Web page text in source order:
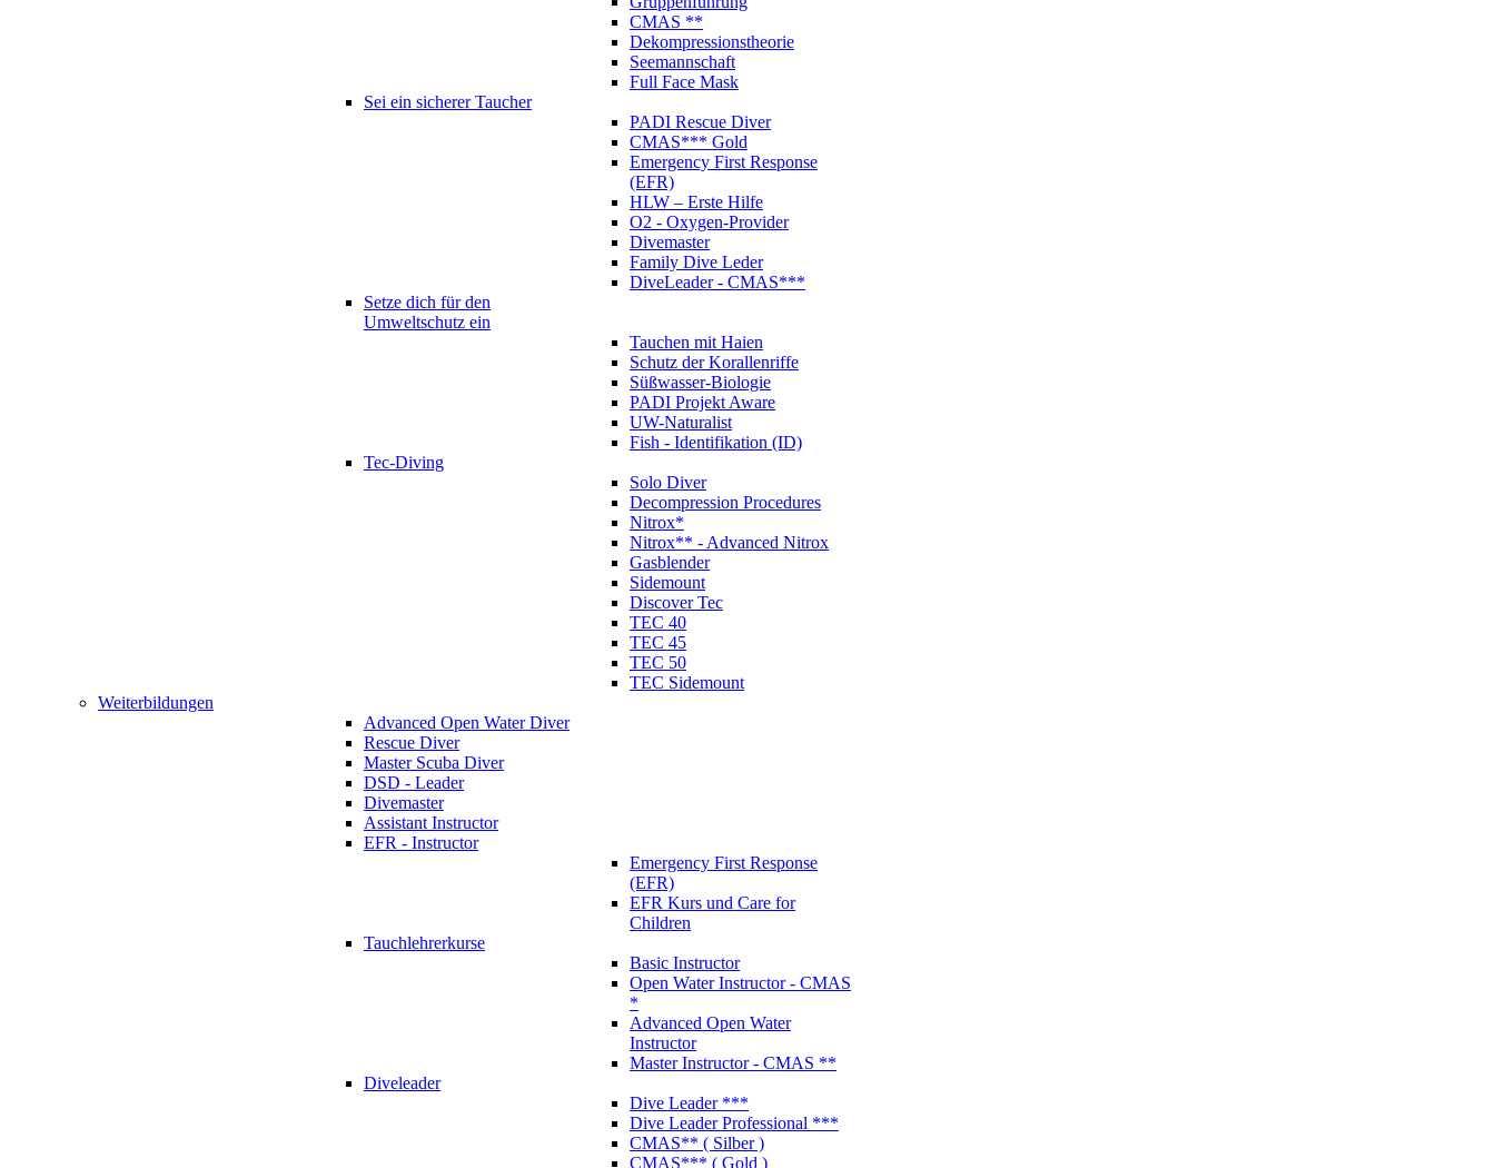
CMAS **
Dekompressionstheorie
Seemannschaft
Full Face Mask
Sei ein sicherer Taucher
PADI Rescue Diver
CMAS*** Gold
Emergency First Response
(EFR)
HLW – Erste Hilfe
O2 - Oxygen-Provider
Divemaster
Family Dive Leder
DiveLeader - CMAS***
Setze dich für den
Umweltschutz ein
Tauchen mit Haien
Schutz der Korallenriffe
Süßwasser-Biologie
PADI Projekt Aware
UW-Naturalist
Fish - Identifikation (ID)
Tec-Diving
Solo Diver
Decompression Procedures
Nitrox*
Nitrox** - Advanced Nitrox
Gasblender
Sidemount
Discover Tec
TEC 40
TEC 45
TEC 50
TEC Sidemount
Weiterbildungen
Advanced Open Water Diver
Rescue Diver
Master Scuba Diver
DSD - Leader
Divemaster
Assistant Instructor
EFR - Instructor
Emergency First Response
(EFR)
EFR Kurs und Care for
Children
Tauchlehrerkurse
Basic Instructor
Open Water Instructor - CMAS
*
Advanced Open Water
Instructor
Master Instructor - CMAS **
Diveleader
Dive Leader ***
Dive Leader Professional ***
CMAS** ( Silber )
CMAS*** ( Gold )